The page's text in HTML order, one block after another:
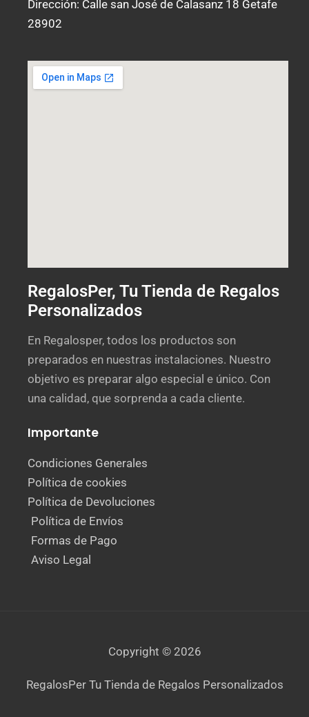
Dirección: Calle san José de Calasanz 18 Getafe
28902
RegalosPer, Tu Tienda de Regalos
Personalizados
En Regalosper, todos los productos son
preparados en nuestras instalaciones. Nuestro
objetivo es preparar algo especial e único. Con
una calidad, que sorprenda a cada cliente.
Importante
Condiciones Generales
Política de cookies
Política de Devoluciones
Política de Envíos
Formas de Pago
Aviso Legal
Copyright © 2026
RegalosPer Tu Tienda de Regalos Personalizados